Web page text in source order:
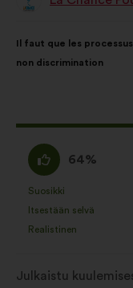
Ehdotus
sisältö:
Il faut que les
non discrimination
jakautuminen:
samaa
mieltä
:
64%
seuraavasti:
Suosikki
:kertaa
Itsestään selvä
:kertaa
Realistinen
:kertaa
Julkaistu